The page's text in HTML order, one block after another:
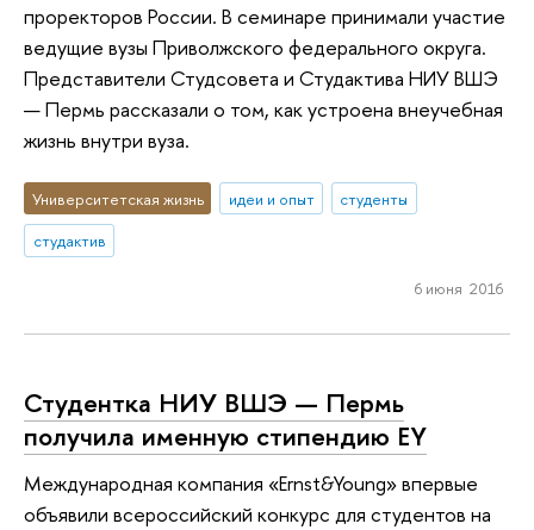
проректоров России. В семинаре принимали участие
ведущие вузы Приволжского федерального округа.
Представители Студсовета и Студактива НИУ ВШЭ
— Пермь рассказали о том, как устроена внеучебная
жизнь внутри вуза.
Университетская жизнь идеи и опыт
студенты
студактив
6 июня 2016
Студентка НИУ ВШЭ — Пермь
получила именную стипендию EY
Международная компания «Ernst&Young» впервые
объявили всероссийский конкурс для студентов на